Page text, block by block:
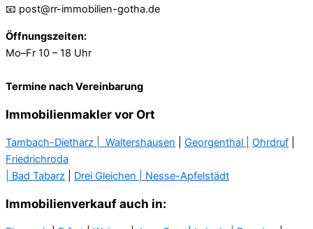
📧 post@rr-immobilien-gotha.de
Öffnungszeiten:
Mo–Fr 10 – 18 Uhr
Termine nach Vereinbarung
Immobilienmakler vor Ort
Tambach-Dietharz | Waltershausen Georgenthal | Ohrdruf
Friedrichroda
| Bad Tabarz
Drei Gleichen | Nesse-Apfelstädt
Immobilienverkauf auch in: